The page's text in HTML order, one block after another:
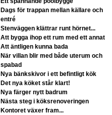
Dags för trappan mellan källare och
entré
Stenväggen klättrar runt hörnet...
Att bygga ihop ett rum med ett annat
Att äntligen kunna bada
När villan blir med både uterum och
spabad
Nya bänkskivor i ett befintligt kök
Det nya köket står klart!
Nya färger nytt badrum
Nästa steg i köksrenoveringen
Kontoret växer fram...